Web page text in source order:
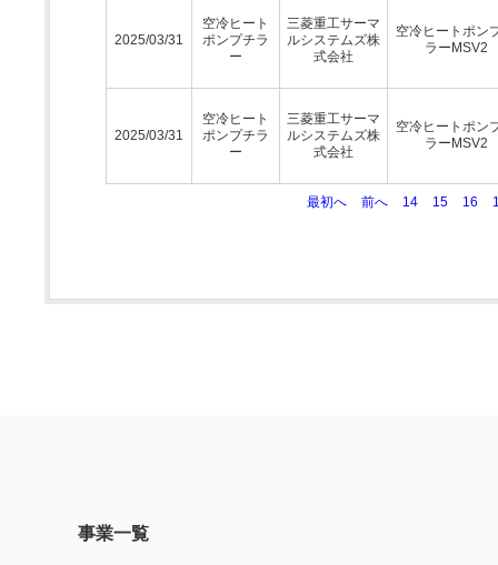
2025/03/31
空冷ヒート
ポンプチラ
ー
三菱重工サーマ
ルシステムズ株
式会社
空冷ヒートポン
ラーMSV2
2025/03/31
空冷ヒート
ポンプチラ
ー
三菱重工サーマ
ルシステムズ株
式会社
空冷ヒートポン
ラーMSV2
最初へ 前へ 14 15 16
事業一覧